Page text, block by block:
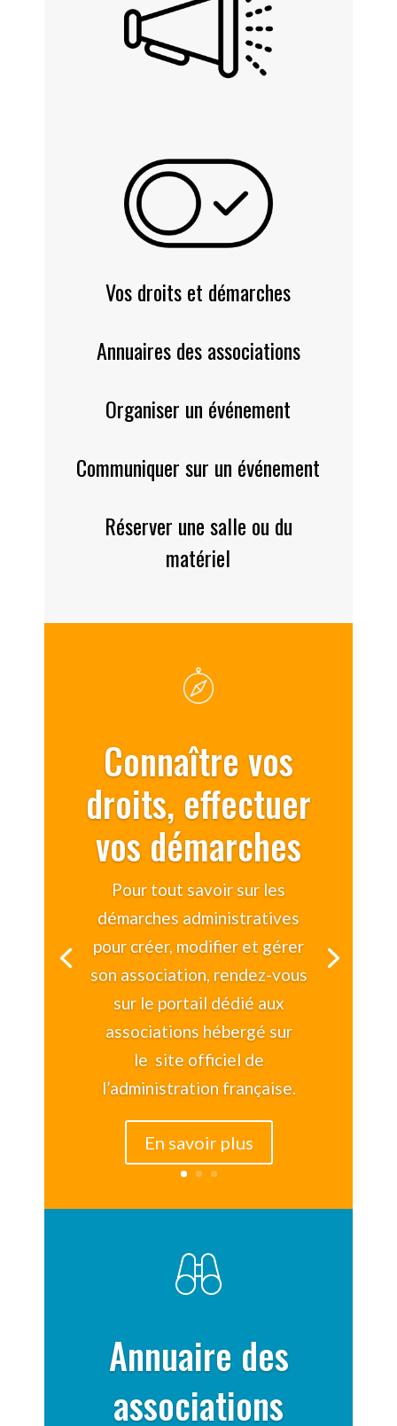
Vos droits et démarches
Annuaires des associations
Organiser un événement
Communiquer sur un événement
Réserver une salle ou du
matériel
Connaître vos
droits, effectuer
vos démarches
Pour tout savoir sur les
démarches administratives
pour créer, modifier et gérer
son association, rendez-vous
sur le portail dédié aux
associations hébergé sur
le site officiel de
l’administration française.
En savoir plus
Annuaire des
associations